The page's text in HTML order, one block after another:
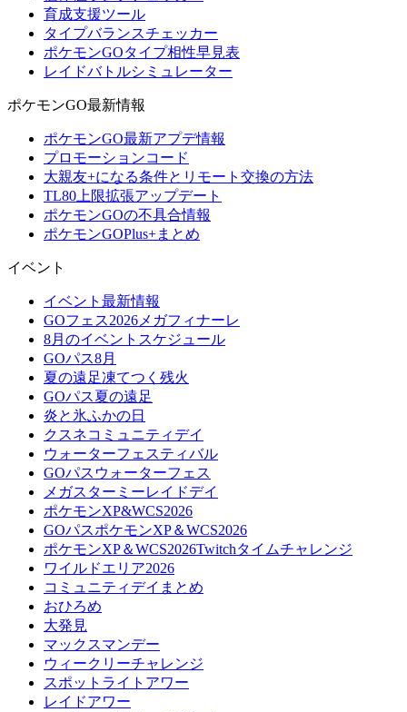
育成支援ツール
タイプバランスチェッカー
ポケモンGOタイプ相性早見表
レイドバトルシミュレーター
ポケモンGO最新情報
ポケモンGO最新アプデ情報
プロモーションコード
大親友+になる条件とリモート交換の方法
TL80上限拡張アップデート
ポケモンGOの不具合情報
ポケモンGOPlus+まとめ
イベント
イベント最新情報
GOフェス2026メガフィナーレ
8月のイベントスケジュール
GOパス8月
夏の遠足凍てつく残火
GOパス夏の遠足
炎と氷ふかの日
クスネコミュニティデイ
ウォーターフェスティバル
GOパスウォーターフェス
メガスターミーレイドデイ
ポケモンXP&WCS2026
GOパスポケモンXP＆WCS2026
ポケモンXP＆WCS2026Twitchタイムチャレンジ
ワイルドエリア2026
コミュニティデイまとめ
おひろめ
大発見
マックスマンデー
ウィークリーチャレンジ
スポットライトアワー
レイドアワー